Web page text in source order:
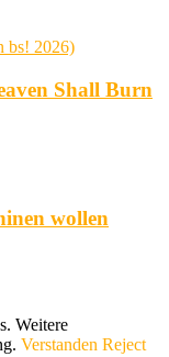
Shall Burn
wollen
Weitere
Verstanden Reject